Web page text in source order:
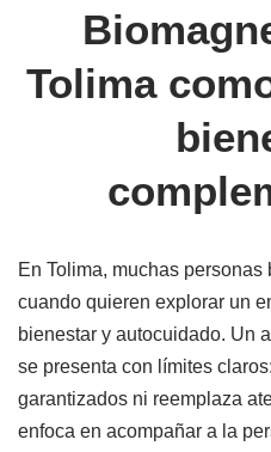
Tolima
En Tolima, muchas personas
cuando quieren explorar un
bienestar y autocuidado. Un
se presenta con límites
garantizados ni reemplaza
enfoca en acompañar a la